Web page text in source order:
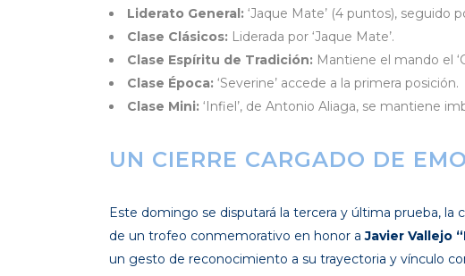
Liderato General: ‘Jaque Mate’ (4 puntos), seguido
Clase Clásicos: Liderada por ‘Jaque Mate’.
Clase Espíritu de Tradición: Mantiene el mando el
Clase Época: ‘Severine’ accede a la primera posición.
Clase Mini: ‘Infiel’, de Antonio Aliaga, se mantiene
UN CIERRE CARGADO DE
Este domingo se disputará la tercera y última prueba, la
de un trofeo conmemorativo en honor aJavier Vallejo
un gesto de reconocimiento a su trayectoria y vínculo